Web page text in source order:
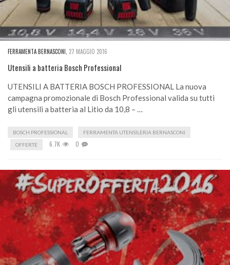
FERRAMENTA BERNASCONI 27 MAGGIO 2016
Utensili a batteria Bosch Professional
UTENSILI A BATTERIA BOSCH PROFESSIONAL La nuova
campagna promozionale di Bosch Professional valida su tutti
gli utensili a batteria al Litio da 10,8 – …
BOSCH PROFESSIONAL
FERRAMENTA UTENSILERIA BERNASCONI
OFFERTE
6.7K 0